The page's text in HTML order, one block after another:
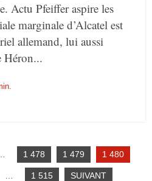
Actu Pfeiffer aspire les
marginale d’Alcatel est
allemand, lui aussi
Héron...
1 478 1 479 1 480
1 515 SUIVANT